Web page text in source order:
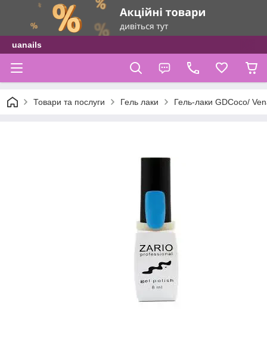
uanails
Товари та послуги Гель лаки Гель-лаки GDCoco/